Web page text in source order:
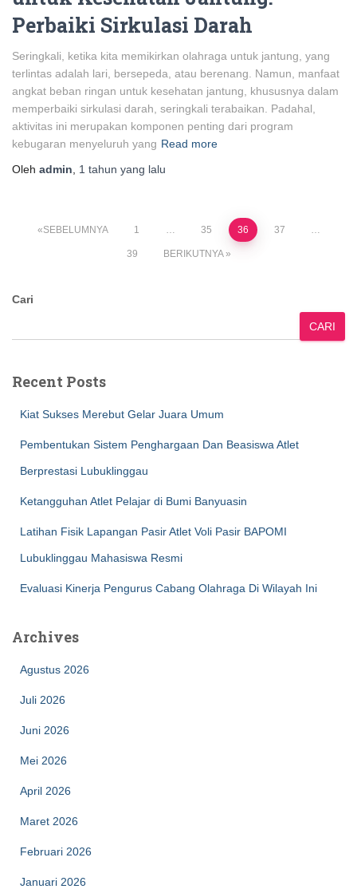
Perbaiki Sirkulasi Darah
Seringkali, ketika kita memikirkan olahraga untuk jantung, yang
terlintas adalah lari, bersepeda, atau berenang. Namun, manfaat
angkat beban ringan untuk kesehatan jantung, khususnya dalam
memperbaiki sirkulasi darah, seringkali terabaikan. Padahal,
aktivitas ini merupakan komponen penting dari program
kebugaran menyeluruh yang Read more
Oleh admin 1 tahun yang lalu
Paginasi
SEBELUMNYA 1 … 35 36 37 …
39 BERIKUTNYA
Cari
CARI
Recent Posts
Kiat Sukses Merebut Gelar Juara Umum
Pembentukan Sistem Penghargaan Dan Beasiswa Atlet
Berprestasi Lubuklinggau
Ketangguhan Atlet Pelajar di Bumi Banyuasin
Latihan Fisik Lapangan Pasir Atlet Voli Pasir BAPOMI
Lubuklinggau Mahasiswa Resmi
Evaluasi Kinerja Pengurus Cabang Olahraga Di Wilayah Ini
Archives
Agustus 2026
Juli 2026
Juni 2026
Mei 2026
April 2026
Maret 2026
Februari 2026
Januari 2026